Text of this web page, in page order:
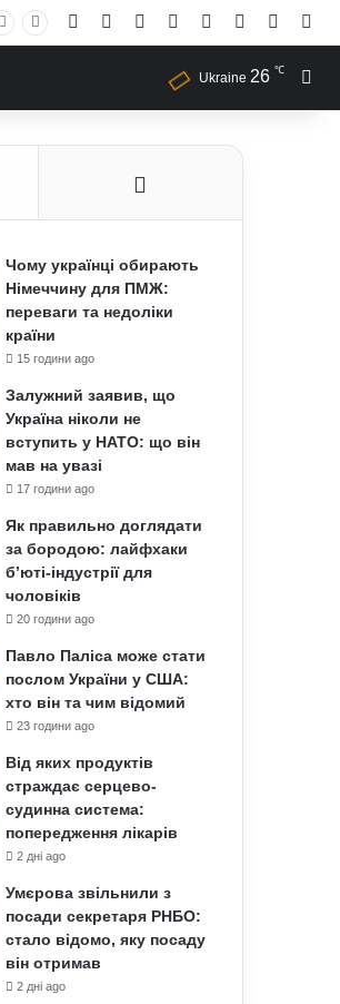
Facebook YouTubeInstagram
RSS Log In
Ukraine 26 ℃
Чому українці обирають
Німеччину для ПМЖ:
переваги та недоліки
країни
15 години ago
Залужний заявив, що
Україна ніколи не
вступить у НАТО: що він
мав на увазі
17 години ago
Як правильно доглядати
за бородою: лайфхаки
б’юті-індустрії для
чоловіків
20 години ago
Павло Паліса може стати
послом України у США:
хто він та чим відомий
23 години ago
Від яких продуктів
страждає серцево-
судинна система:
попередження лікарів
2 дні ago
Умєрова звільнили з
посади секретаря РНБО:
стало відомо, яку посаду
він отримав
2 дні ago